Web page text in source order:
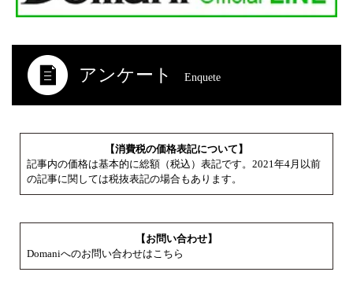
アンケート Enquete
【消費税の価格表記について】
記事内の価格は基本的に総額（税込）表記です。2021年4月以前
の記事に関しては税抜表記の場合もあります。
【お問い合わせ】
Domaniへのお問い合わせはこちら